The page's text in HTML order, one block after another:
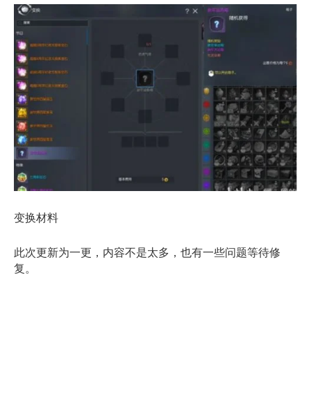
变换材料
此次更新为一更，内容不是太多，也有一些问题等待修
复。